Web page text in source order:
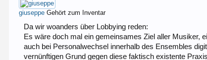
giuseppe Gehört zum Inventar
Da wir woanders über Lobbying reden:
Es wäre doch mal ein gemeinsames Ziel aller Musiker,
auch bei Personalwechsel innerhalb des Ensembles
vernünftigen Grund gegen diese faktisch existente